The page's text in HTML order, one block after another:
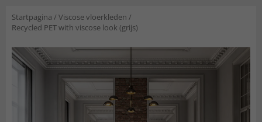
IN DE WINKELWAGEN GELEGD
Startpagina /Viscose vloerkleden /
Recycled PET with viscose look (grijs)